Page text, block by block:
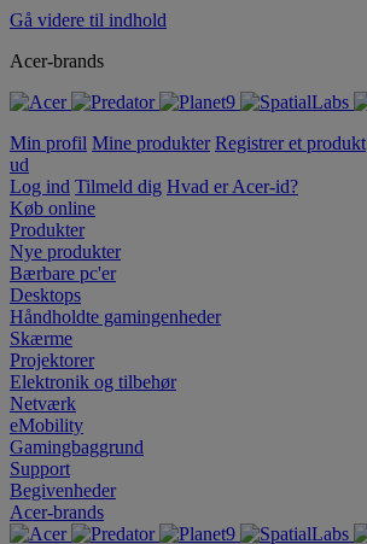
Gå videre til indhold
Acer-brands
Min profil Mine produkter Registrer et produkt
ud
Log ind Tilmeld dig Hvad er Acer-id?
Køb online
Produkter
Nye produkter
Bærbare pc'er
Desktops
Håndholdte gamingenheder
Skærme
Projektorer
Elektronik og tilbehør
Netværk
eMobility
Gamingbaggrund
Support
Begivenheder
Acer-brands